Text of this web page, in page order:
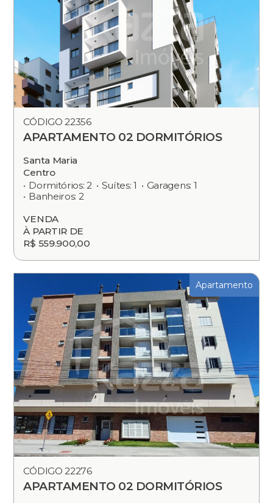
CÓDIGO 22356
APARTAMENTO 02 DORMITÓRIOS
Santa Maria
Centro
Dormitórios: 2
Suítes: 1
Garagens: 1
Banheiros: 2
VENDA
À PARTIR DE
R$ 559.900,00
Apartamento
CÓDIGO 22276
APARTAMENTO 02 DORMITÓRIOS